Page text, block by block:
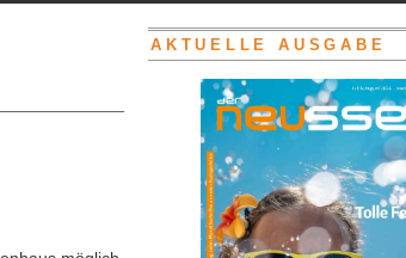
AKTUELLE AUSGABE